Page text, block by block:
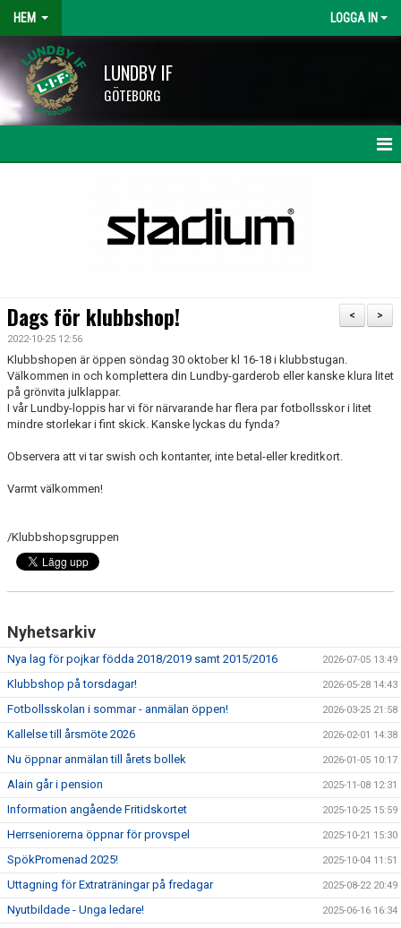
HEM LOGGA IN
LUNDBY IF
GÖTEBORG
HISINGSCUPEN
KLUBBSHOP
FÖRENINGSAKTIVITETER
OM KLUBBEN
SAMARBETSPARTNERS
KONTAKT
>
<
Dags för klubbshop!
2022-10-25 12:56
Klubbshopen är öppen söndag 30 oktober kl 16-18 i klubbstugan.
Välkommen in och komplettera din Lundby-garderob eller kanske klura litet
på grönvita julklappar.
I vår Lundby-loppis har vi för närvarande har flera par fotbollsskor i litet
mindre storlekar i fint skick. Kanske lyckas du fynda?
Observera att vi tar swish och kontanter, inte betal-eller kreditkort.
Varmt välkommen!
/Klubbshopsgruppen
Nyhetsarkiv
Nya lag för pojkar födda 2018/2019 samt 2015/2016 2026-07-05 13:49
Klubbshop på torsdagar! 2026-05-28 14:43
Fotbollsskolan i sommar - anmälan öppen! 2026-03-25 21:58
Kallelse till årsmöte 2026 2026-02-01 14:38
Nu öppnar anmälan till årets bollek 2026-01-05 10:17
Alain går i pension 2025-11-08 12:31
Information angående Fritidskortet 2025-10-25 15:59
Herrseniorerna öppnar för provspel 2025-10-21 15:30
SpökPromenad 2025! 2025-10-04 11:51
Uttagning för Extraträningar på fredagar 2025-08-22 20:49
Nyutbildade - Unga ledare! 2025-06-16 16:34